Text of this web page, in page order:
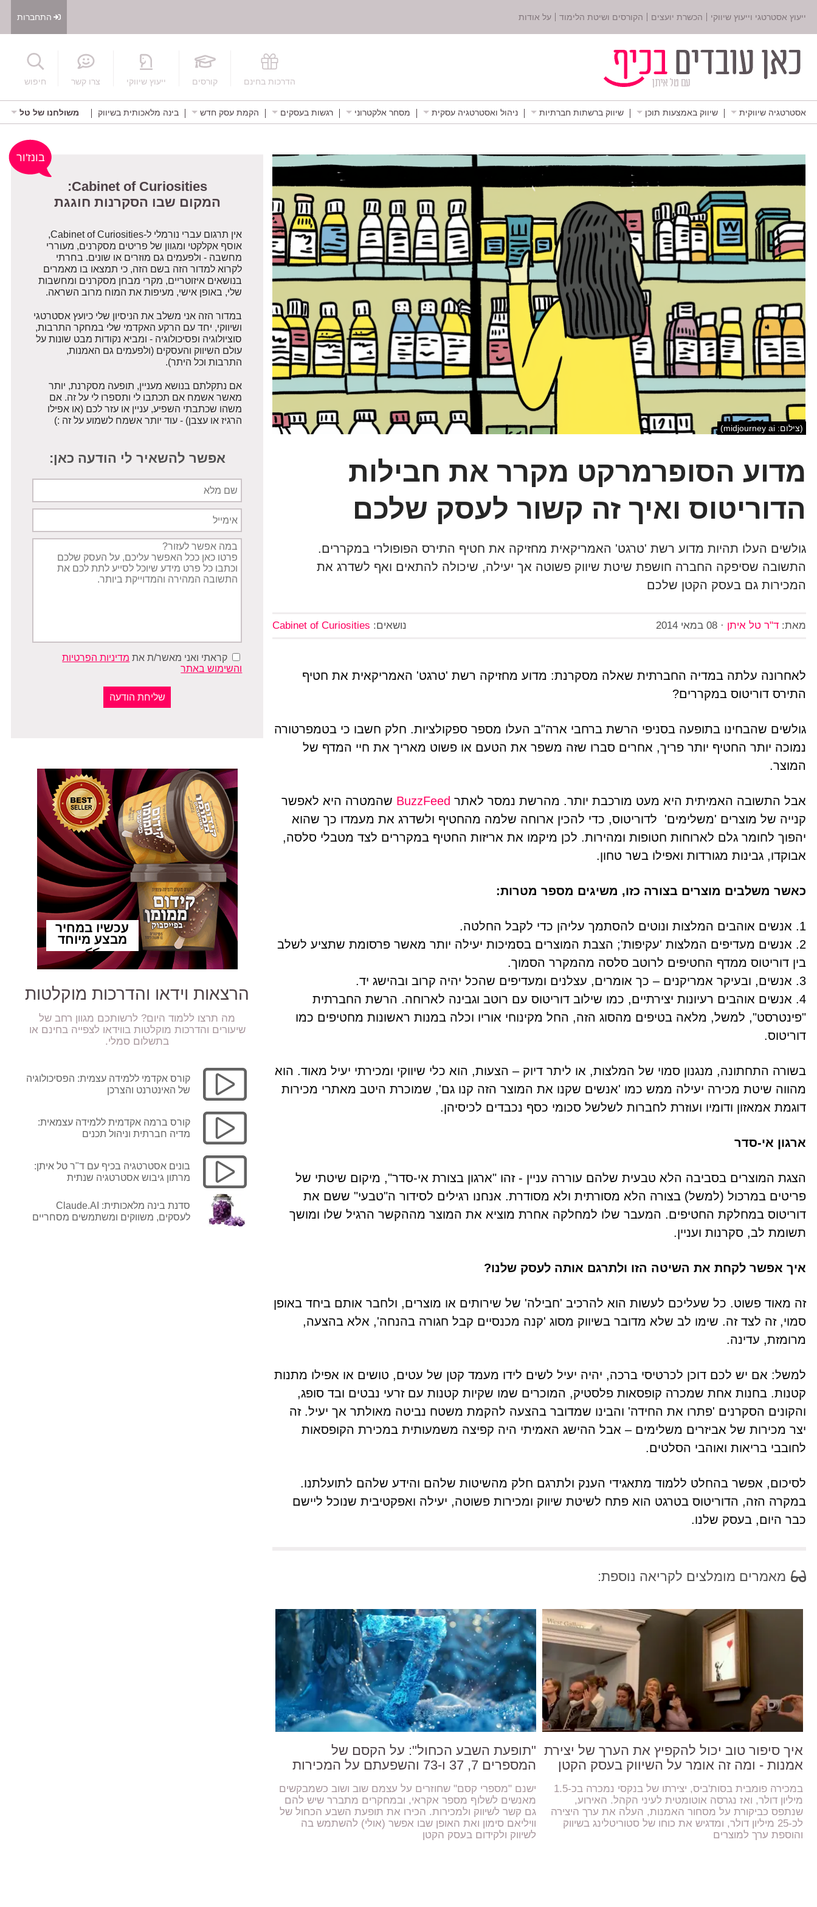
ייעוץ אסטרטגי וייעוץ שיווקי הכשרת יועצים הקורסים ושיטת הלימוד על אודות התחברות
הדרכות בחינם קורסים ייעוץ שיווקי צרו קשר חיפוש
אסטרטגיה שיווקית שיווק באמצעות תוכן שיווק ברשתות חברתיות ניהול ואסטרטגיה עסקית מסחר אלקטרוני רגשות בעסקים הקמת עסק חדש בינה מלאכותית בשיווק משולחנו של טל
(צילום: midjourney ai)
מדוע הסופרמרקט מקרר את חבילות
הדוריטוס ואיך זה קשור לעסק שלכם
גולשים העלו תהיות מדוע רשת 'טרגט' האמריקאית מחזיקה את חטיף התירס הפופולרי במקררים.
התשובה שסיפקה החברה חושפת שיטת שיווק פשוטה אך יעילה, שיכולה להתאים ואף לשדרג את
המכירות גם בעסק הקטן שלכם
מאת: ד"ר טל איתן · 08 במאי 2014 נושאים: Cabinet of Curiosities
לאחרונה עלתה במדיה החברתית שאלה מסקרנת: מדוע מחזיקה רשת 'טרגט' האמריקאית את חטיף
התירס דוריטוס במקררים?
גולשים שהבחינו בתופעה בסניפי הרשת ברחבי ארה"ב העלו מספר ספקולציות. חלק חשבו כי בטמפרטורה
נמוכה יותר החטיף יותר פריך, אחרים סברו שזה משפר את הטעם או פשוט מאריך את חיי המדף של
המוצר.
אבל התשובה האמיתית היא מעט מורכבת יותר. מהרשת נמסר לאתר BuzzFeed שהמטרה היא לאפשר
קנייה של מוצרים 'משלימים' לדוריטוס, כדי להכין ארוחה שלמה מהחטיף ולשדרג את מעמדו כך שהוא
יהפוך לחומר גלם לארוחות חטופות ומהירות. לכן מיקמו את אריזות החטיף במקררים לצד מטבלי סלסה,
אבוקדו, גבינות מגורדות ואפילו בשר טחון.
כאשר משלבים מוצרים בצורה כזו, משיגים מספר מטרות:
1. אנשים אוהבים המלצות ונוטים להסתמך עליהן כדי לקבל החלטה.
2. אנשים מעדיפים המלצות 'עקיפות'; הצבת המוצרים בסמיכות יעילה יותר מאשר פרסומת שתציע לשלב
בין דוריטוס ממדף החטיפים לרוטב סלסה מהמקרר הסמוך.
3. אנשים, ובעיקר אמריקנים – כך אומרים, עצלנים ומעדיפים שהכל יהיה קרוב ובהישג יד.
4. אנשים אוהבים רעיונות יצירתיים, כמו שילוב דוריטוס עם רוטב וגבינה לארוחה. הרשת החברתית
"פינטרסט", למשל, מלאה בטיפים מהסוג הזה, החל מקינוחי אוריו וכלה במנות ראשונות מחטיפים כמו
דוריטוס.
בשורה התחתונה, מנגנון סמוי של המלצות, או ליתר דיוק – הצעות, הוא כלי שיווקי ומכירתי יעיל מאוד. הוא
מהווה שיטת מכירה יעילה ממש כמו 'אנשים שקנו את המוצר הזה קנו גם', שמוכרת היטב מאתרי מכירות
דוגמת אמאזון ודומיו ועוזרת לחברות לשלשל סכומי כסף נכבדים לכיסיהן.
ארגון אי-סדר
הצגת המוצרים בסביבה הלא טבעית שלהם עוררה עניין - זהו "ארגון בצורת אי-סדר", מיקום שיטתי של
פריטים במרכול (למשל) בצורה הלא מסורתית ולא מסודרת. אנחנו רגילים לסידור ה"טבעי" ששם את
דוריטוס במחלקת החטיפים. המעבר שלו למחלקה אחרת מוציא את המוצר מההקשר הרגיל שלו ומושך
תשומת לב, סקרנות ועניין.
איך אפשר לקחת את השיטה הזו ולתרגם אותה לעסק שלנו?
זה מאוד פשוט. כל שעליכם לעשות הוא להרכיב 'חבילה' של שירותים או מוצרים, ולחבר אותם ביחד באופן
סמוי, זה לצד זה. שימו לב שלא מדובר בשיווק מסוג 'קנה מכנסיים קבל חגורה בהנחה', אלא בהצעה,
מרומזת, עדינה.
למשל: אם יש לכם דוכן לכרטיסי ברכה, יהיה יעיל לשים לידו מעמד קטן של עטים, טושים או אפילו מתנות
קטנות. בחנות אחת שמכרה קופסאות פלסטיק, המוכרים שמו שקיות קטנות עם זרעי נבטים ובד סופג,
והקונים הסקרנים 'פתרו את החידה' והבינו שמדובר בהצעה להקמת משטח נביטה מאולתר אך יעיל. זה
יצר מכירות של אביזרים משלימים – אבל ההישג האמיתי היה קפיצה משמעותית במכירת הקופסאות
לחובבי בריאות ואוהבי הסלטים.
לסיכום, אפשר בהחלט ללמוד מתאגידי הענק ולתרגם חלק מהשיטות שלהם והידע שלהם לתועלתנו.
במקרה הזה, הדוריטוס בטרגט הוא פתח לשיטת שיווק ומכירות פשוטה, יעילה ואפקטיבית שנוכל ליישם
כבר היום, בעסק שלנו.
מאמרים מומלצים לקריאה נוספת:
איך סיפור טוב יכול להקפיץ את הערך של יצירת
אמנות - ומה זה אומר על השיווק בעסק הקטן
במכירה פומבית בסות'ביס, יצירתו של בנקסי נמכרה בכ-1.5
מיליון דולר, ואז נגרסה אוטומטית לעיני הקהל. האירוע,
שנתפס כביקורת על מסחור האמנות, העלה את ערך היצירה
לכ-25 מיליון דולר, ומדגיש את כוחו של סטוריטלינג בשיווק
והוספת ערך למוצרים
"תופעת השבע הכחול": על הקסם של
המספרים 7, 37 ו-73 והשפעתם על המכירות
ישנם "מספרי קסם" שחוזרים על עצמם שוב ושוב כשמבקשים
מאנשים לשלוף מספר אקראי, ובמחקרים מתברר שיש להם
גם קשר לשיווק ולמכירות. הכירו את תופעת השבע הכחול של
וויליאם סימון ואת האופן שבו אפשר (אולי) להשתמש בה
לשיווק ולקידום בעסק הקטן
בונז'ור
Cabinet of Curiosities:
המקום שבו הסקרנות חוגגת
אין תרגום עברי נורמלי ל-Cabinet of Curiosities,
אוסף אקלקטי ומגוון של פריטים מסקרנים, מעוררי
מחשבה - ולפעמים גם מוזרים או שונים. בחרתי
לקרוא למדור הזה בשם הזה, כי תמצאו בו מאמרים
בנושאים איזוטריים, מקרי מבחן מסקרנים ומחשבות
שלי, באופן אישי, מעיפות את המוח מרוב השראה.
במדור הזה אני משלב את הניסיון שלי כיועץ אסטרטגי
ושיווקי, יחד עם הרקע האקדמי שלי במחקר התרבות,
סוציולוגיה ופסיכולוגיה - ומביא נקודות מבט שונות על
עולם השיווק והעסקים (ולפעמים גם האמנות,
התרבות וכל היתר).
אם נתקלתם בנושא מעניין, תופעה מסקרנת, יותר
מאשר אשמח אם תכתבו לי ותספרו לי על זה. אם
משהו שכתבתי השפיע, עניין או עזר לכם (או אפילו
הרגיז או עצבן) - עוד יותר אשמח לשמוע על זה :)
אפשר להשאיר לי הודעה כאן:
מלא
תיאור
הפניה
קראתי ואני מאשר/ת את מדיניות הפרטיות
והשימוש באתר
עכשיו במחיר
מבצע מיוחד
הרצאות וידאו והדרכות מוקלטות
מה תרצו ללמוד היום? לרשותכם מגוון רחב של
שיעורים והדרכות מוקלטות בווידאו לצפייה בחינם או
בתשלום סמלי.
קורס אקדמי ללמידה עצמית: הפסיכולוגיה
של האינטרנט והצרכן
קורס ברמה אקדמית ללמידה עצמאית:
מדיה חברתית וניהול תכנים
בונים אסטרטגיה בכיף עם ד"ר טל איתן:
מרתון גיבוש אסטרטגיה שנתית
סדנת בינה מלאכותית: Claude.AI
לעסקים, משווקים ומשתמשים מסחריים